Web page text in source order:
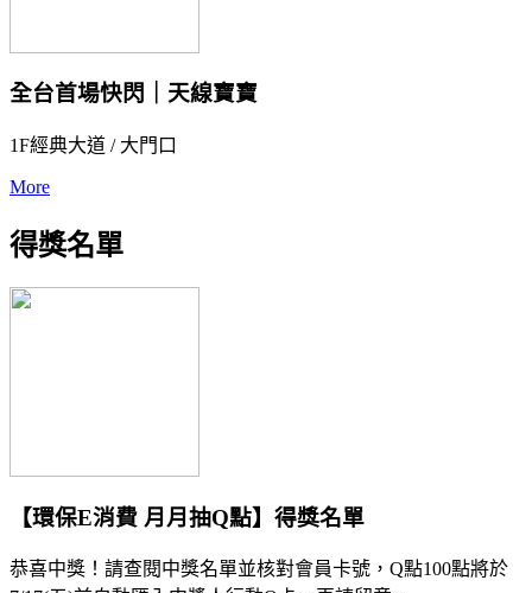
全台首場快閃｜天線寶寶
1F經典大道 / 大門口
More
得獎名單
【環保E消費 月月抽Q點】得獎名單
恭喜中獎！請查閱中獎名單並核對會員卡號，Q點100點將於